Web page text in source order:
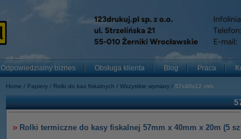
Odpowiedzialny biznes Obsługa klienta Blog Praca
Home Papiery Rolki do kas fiskalnych Wszystkie wymiary 57x40x12 mm
Rolki termiczne do kasy fiskalnej 57mm x 40mm x 20m (5